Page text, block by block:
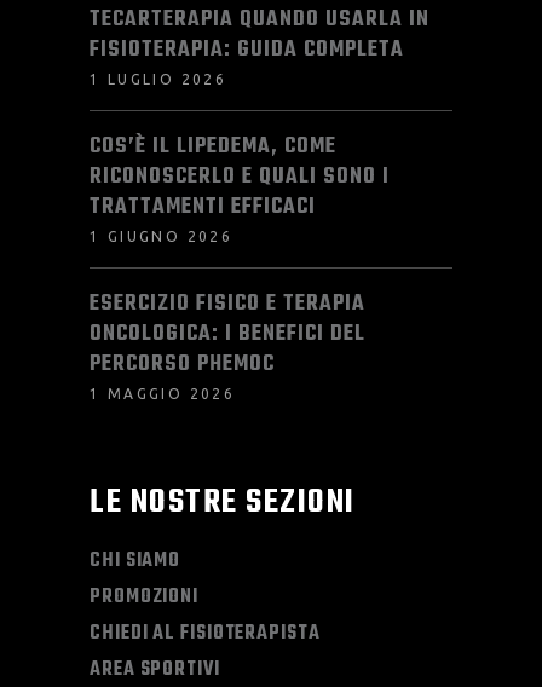
TECARTERAPIA QUANDO USARLA IN
FISIOTERAPIA: GUIDA COMPLETA
1 LUGLIO 2026
COS’È IL LIPEDEMA, COME
RICONOSCERLO E QUALI SONO I
TRATTAMENTI EFFICACI
1 GIUGNO 2026
ESERCIZIO FISICO E TERAPIA
ONCOLOGICA: I BENEFICI DEL
PERCORSO PHEMOC
1 MAGGIO 2026
LE NOSTRE SEZIONI
CHI SIAMO
PROMOZIONI
CHIEDI AL FISIOTERAPISTA
AREA SPORTIVI